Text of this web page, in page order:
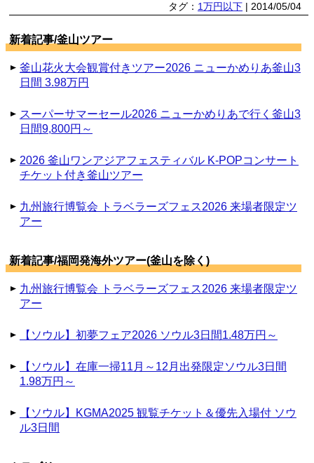
タグ： 1万円以下 | 2014/05/04
新着記事/釜山ツアー
釜山花火大会観賞付きツアー2026 ニューかめりあ釜山3
日間 3.98万円
スーパーサマーセール2026 ニューかめりあで行く釜山3
日間9,800円～
2026 釜山ワンアジアフェスティバル K-POPコンサート
チケット付き釜山ツアー
九州旅行博覧会 トラベラーズフェス2026 来場者限定ツ
アー
新着記事/福岡発海外ツアー(釜山を除く)
九州旅行博覧会 トラベラーズフェス2026 来場者限定ツ
アー
【ソウル】初夢フェア2026 ソウル3日間1.48万円～
【ソウル】在庫一掃11月～12月出発限定ソウル3日間
1.98万円～
【ソウル】KGMA2025 観覧チケット＆優先入場付 ソウ
ル3日間